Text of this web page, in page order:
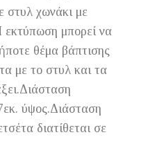
στυλ χωνάκι με
εκτύπωση μπορεί να
θέμα βάπτισης
με το στυλ και τα
ύψος.Διάσταση
διατίθεται σε